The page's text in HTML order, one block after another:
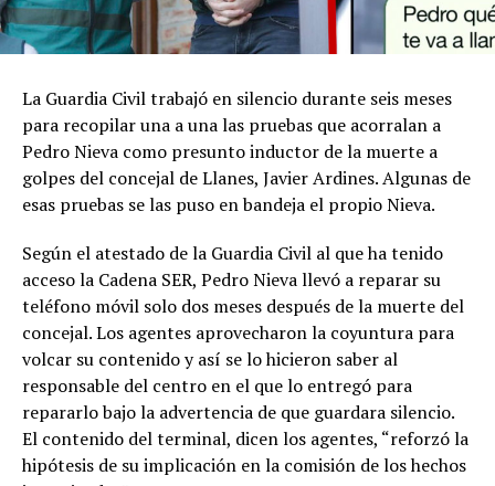
La Guardia Civil trabajó en silencio durante seis meses
para recopilar una a una las pruebas que acorralan a
Pedro Nieva como presunto inductor de la muerte a
golpes del concejal de Llanes, Javier Ardines. Algunas de
esas pruebas se las puso en bandeja el propio Nieva.
Según el atestado de la Guardia Civil al que ha tenido
acceso la Cadena SER, Pedro Nieva llevó a reparar su
teléfono móvil solo dos meses después de la muerte del
concejal. Los agentes aprovecharon la coyuntura para
volcar su contenido y así se lo hicieron saber al
responsable del centro en el que lo entregó para
repararlo bajo la advertencia de que guardara silencio.
El contenido del terminal, dicen los agentes, “reforzó la
hipótesis de su implicación en la comisión de los hechos